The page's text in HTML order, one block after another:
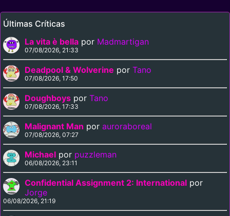
Últimas Críticas
La vita è bella por Madmartigan
07/08/2026, 21:33
Deadpool & Wolverine por Tano
07/08/2026, 17:50
Doughboys por Tano
07/08/2026, 17:33
Malignant Man por auroraboreal
07/08/2026, 07:27
Michael por puzzleman
06/08/2026, 23:11
Confidential Assignment 2: International por
Jorge
06/08/2026, 21:19